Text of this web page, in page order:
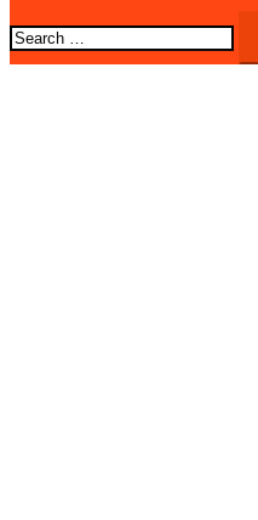
Search
for: